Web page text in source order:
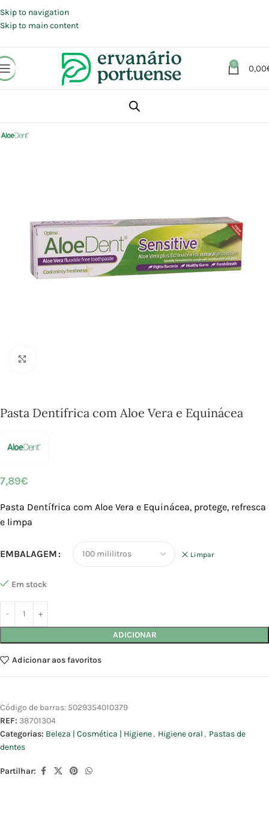
Skip to navigation
Skip to main content
0 0,00
Beleza | Cosmética | Higiene
Pasta Dentífrica com Aloe Vera e Equinácea
7,89€
Pasta Dentífrica com Aloe Vera e Equinácea, protege, refresca
e limpa
EMBALAGEM Limpar
Em stock
ADICIONAR
Adicionar aos favoritos
Código de barras: 5029354010379
REF: 38701304
Categorias: Beleza | Cosmética | Higiene, Higiene oral , Pastas de
dentes
Partilhar: